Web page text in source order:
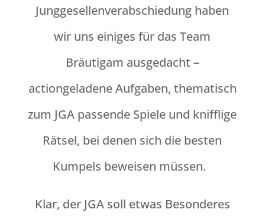
Junggesellenverabschiedung haben
wir uns einiges für das Team
Bräutigam ausgedacht –
actiongeladene Aufgaben, thematisch
zum JGA passende Spiele und knifflige
Rätsel, bei denen sich die besten
Kumpels beweisen müssen.
Klar, der JGA soll etwas Besonderes